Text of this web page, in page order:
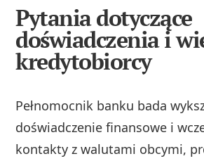
Pytania dotyczące
doświadczenia i
kredytobiorcy
Pełnomocnik banku bada
doświadczenie finansowe i
kontakty z walutami obcymi,